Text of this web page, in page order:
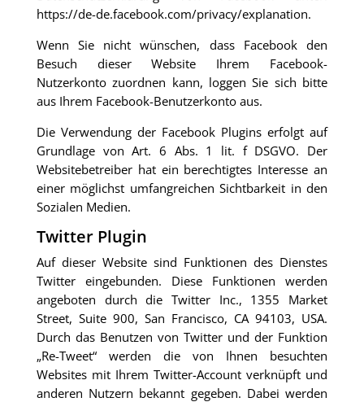
https://de-de.facebook.com/privacy/explanation.
Wenn Sie nicht wünschen, dass Facebook den
Besuch dieser Website Ihrem Facebook-
Nutzerkonto zuordnen kann, loggen Sie sich bitte
aus Ihrem Facebook-Benutzerkonto aus.
Die Verwendung der Facebook Plugins erfolgt auf
Grundlage von Art. 6 Abs. 1 lit. f DSGVO. Der
Websitebetreiber hat ein berechtigtes Interesse an
einer möglichst umfangreichen Sichtbarkeit in den
Sozialen Medien.
Twitter Plugin
Auf dieser Website sind Funktionen des Dienstes
Twitter eingebunden. Diese Funktionen werden
angeboten durch die Twitter Inc., 1355 Market
Street, Suite 900, San Francisco, CA 94103, USA.
Durch das Benutzen von Twitter und der Funktion
„Re-Tweet“ werden die von Ihnen besuchten
Websites mit Ihrem Twitter-Account verknüpft und
anderen Nutzern bekannt gegeben. Dabei werden